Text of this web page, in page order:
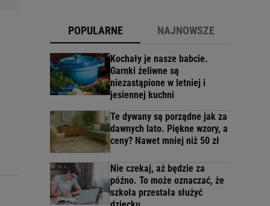
POPULARNE NAJNOWSZE
Kochały je nasze babcie.
Garnki żeliwne są
niezastąpione w letniej i
jesiennej kuchni
Te dywany są porządne jak za
dawnych lato. Piękne wzory, a
ceny? Nawet mniej niż 50 zł
Nie czekaj, aż będzie za
późno. To może oznaczać, że
szkoła przestała służyć